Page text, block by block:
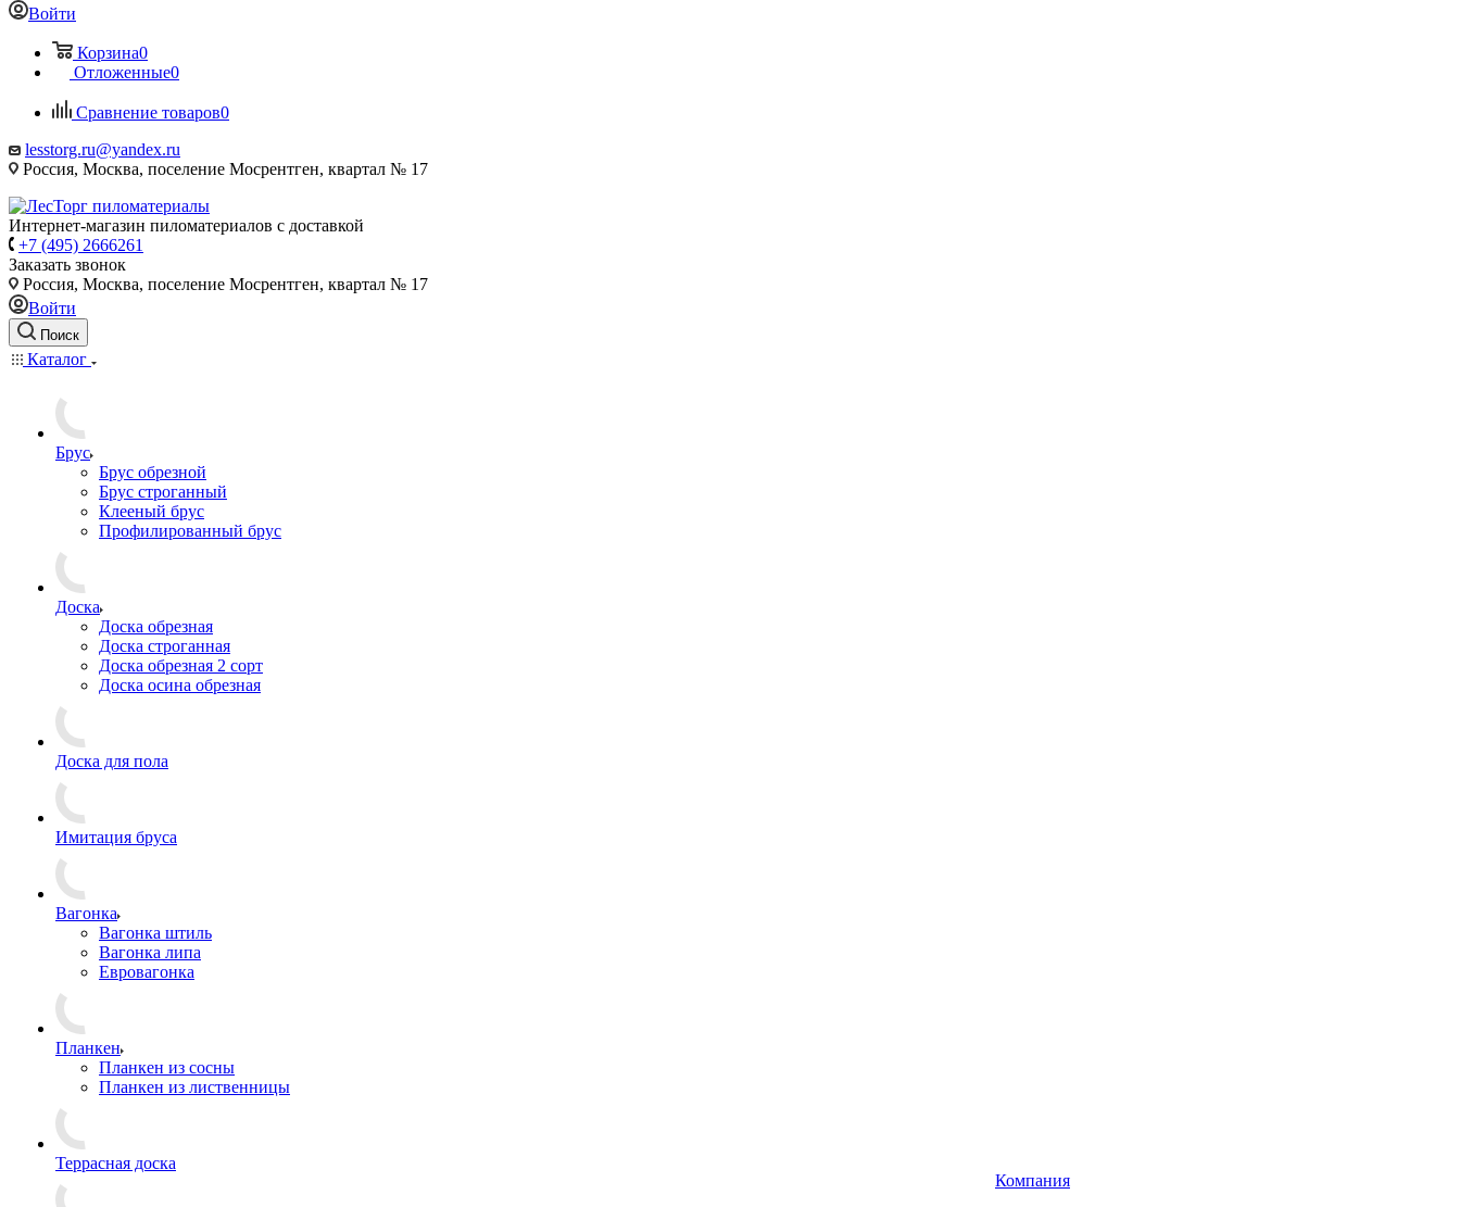
Войти
Корзина0
Отложенные0
Сравнение товаров0
lesstorg.ru@yandex.ru
Россия, Москва, поселение Мосрентген, квартал № 17
Интернет-магазин пиломатериалов с доставкой
+7 (495) 2666261
Заказать звонок
Россия, Москва, поселение Мосрентген, квартал № 17
Войти
Поиск
Каталог
Брус
Брус обрезной
Брус строганный
Клееный брус
Профилированный брус
Доска
Доска обрезная
Доска строганная
Доска обрезная 2 сорт
Доска осина обрезная
Доска для пола
Имитация бруса
Вагонка
Вагонка штиль
Вагонка липа
Евровагонка
Планкен
Планкен из сосны
Планкен из лиственницы
Террасная доска
Компания